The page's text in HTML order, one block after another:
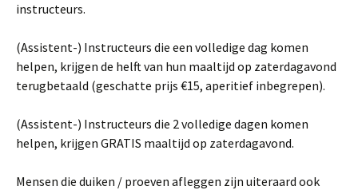
instructeurs.
(Assistent-) Instructeurs die een volledige dag komen
helpen, krijgen de helft van hun maaltijd op zaterdagavond
terugbetaald (geschatte prijs €15, aperitief inbegrepen).
(Assistent-) Instructeurs die 2 volledige dagen komen
helpen, krijgen GRATIS maaltijd op zaterdagavond.
Mensen die duiken / proeven afleggen zijn uiteraard ook